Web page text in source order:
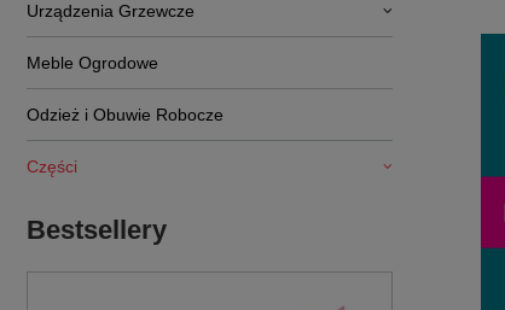
Urządzenia Grzewcze
Meble Ogrodowe
Odzież i Obuwie Robocze
Części
Bestsellery